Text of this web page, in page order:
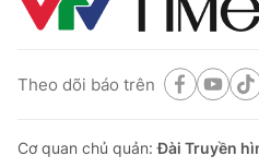
Thị trường 24h
VTV4
VTV9
Theo dõi báo trên
Cơ quan chủ quản:Đài Truyền